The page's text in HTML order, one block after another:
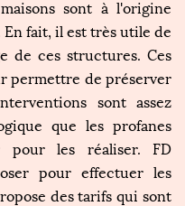
sont à l'origine
fait, il est très utile de
de ces structures. Ces
permettre de préserver
sont assez
que les profanes
pour les réaliser. FD
pour effectuer les
des tarifs qui sont